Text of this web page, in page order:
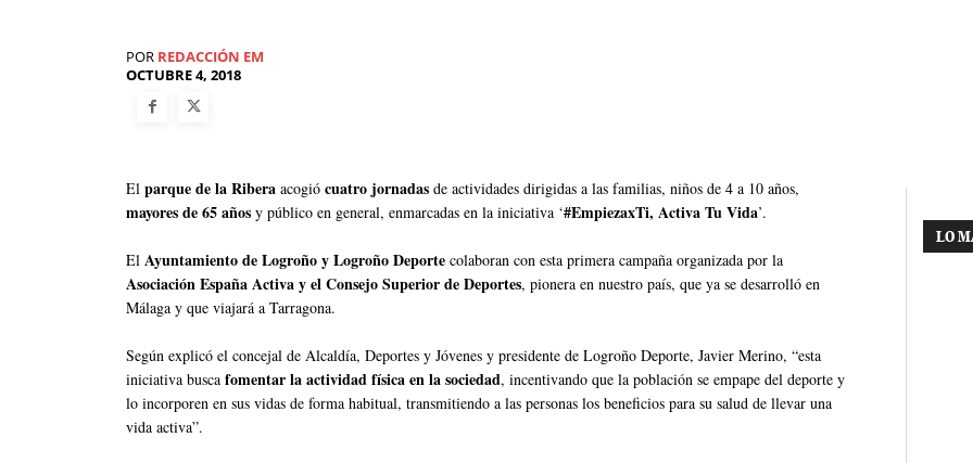
POR REDACCIÓN EM
OCTUBRE 4, 2018
El parque de la Ribera acogió cuatro jornadas de actividades dirigidas a las familias, niños de 4 a 10 años,
mayores de 65 años y público en general, enmarcadas en la iniciativa ‘#EmpiezaxTi, Activa Tu Vida’.
El Ayuntamiento de Logroño y Logroño Deporte colaboran con esta primera campaña organizada por la
Asociación España Activa y el Consejo Superior de Deportes, pionera en nuestro país, que ya se desarrolló en
Málaga y que viajará a Tarragona.
Según explicó el concejal de Alcaldía, Deportes y Jóvenes y presidente de Logroño Deporte, Javier Merino, “esta
iniciativa busca fomentar la actividad física en la sociedad, incentivando que la población se empape del deporte y
lo incorporen en sus vidas de forma habitual, transmitiendo a las personas los beneficios para su salud de llevar una
vida activa”.
LO